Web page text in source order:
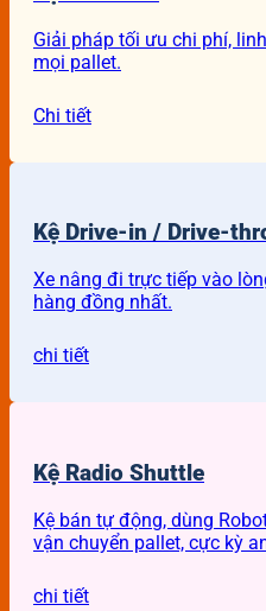
Giải pháp tối ưu chi phí,
mọi pallet.
Chi tiết
Kệ Drive-in / Drive-
Xe nâng đi trực tiếp vào
hàng đồng nhất.
chi tiết
Kệ Radio Shuttle
Kệ bán tự động, dùng
vận chuyển pallet, cực kỳ
chi tiết